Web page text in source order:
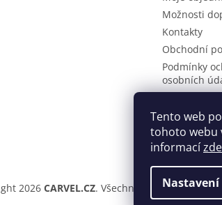
Tento web
tohoto webu
informacízde
Nastavení
Možnosti
Kontakty
Obchodní
Podmínky
osobních
Vrácení
ČLÁNKY
2026 CARVEL.CZ. Všechna práva vyhrazena.